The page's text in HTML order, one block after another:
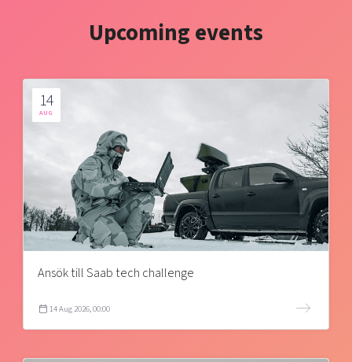
Upcoming events
14
AUG
Ansök till Saab tech challenge
14 Aug 2026, 00:00